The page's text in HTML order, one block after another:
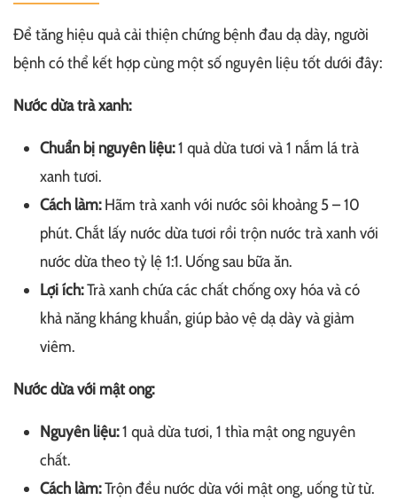
Để tăng hiệu quả cải thiện chứng bệnh đau dạ dày, người
bệnh có thể kết hợp cùng một số nguyên liệu tốt dưới đây:
Nước dừa trà xanh:
Chuẩn bị nguyên liệu:1 quả dừa tươi và 1 nắm lá trà
xanh tươi.
Cách làm:Hãm trà xanh với nước sôi khoảng 5 – 10
phút. Chắt lấy nước dừa tươi rồi trộn nước trà xanh với
nước dừa theo tỷ lệ 1:1. Uống sau bữa ăn.
Lợi ích:Trà xanh chứa các chất chống oxy hóa và có
khả năng kháng khuẩn, giúp bảo vệ dạ dày và giảm
viêm.
Nước dừa với mật ong:
Nguyên liệu:1 quả dừa tươi, 1 thìa mật ong nguyên
chất.
Cách làm:Trộn đều nước dừa với mật ong, uống từ từ.